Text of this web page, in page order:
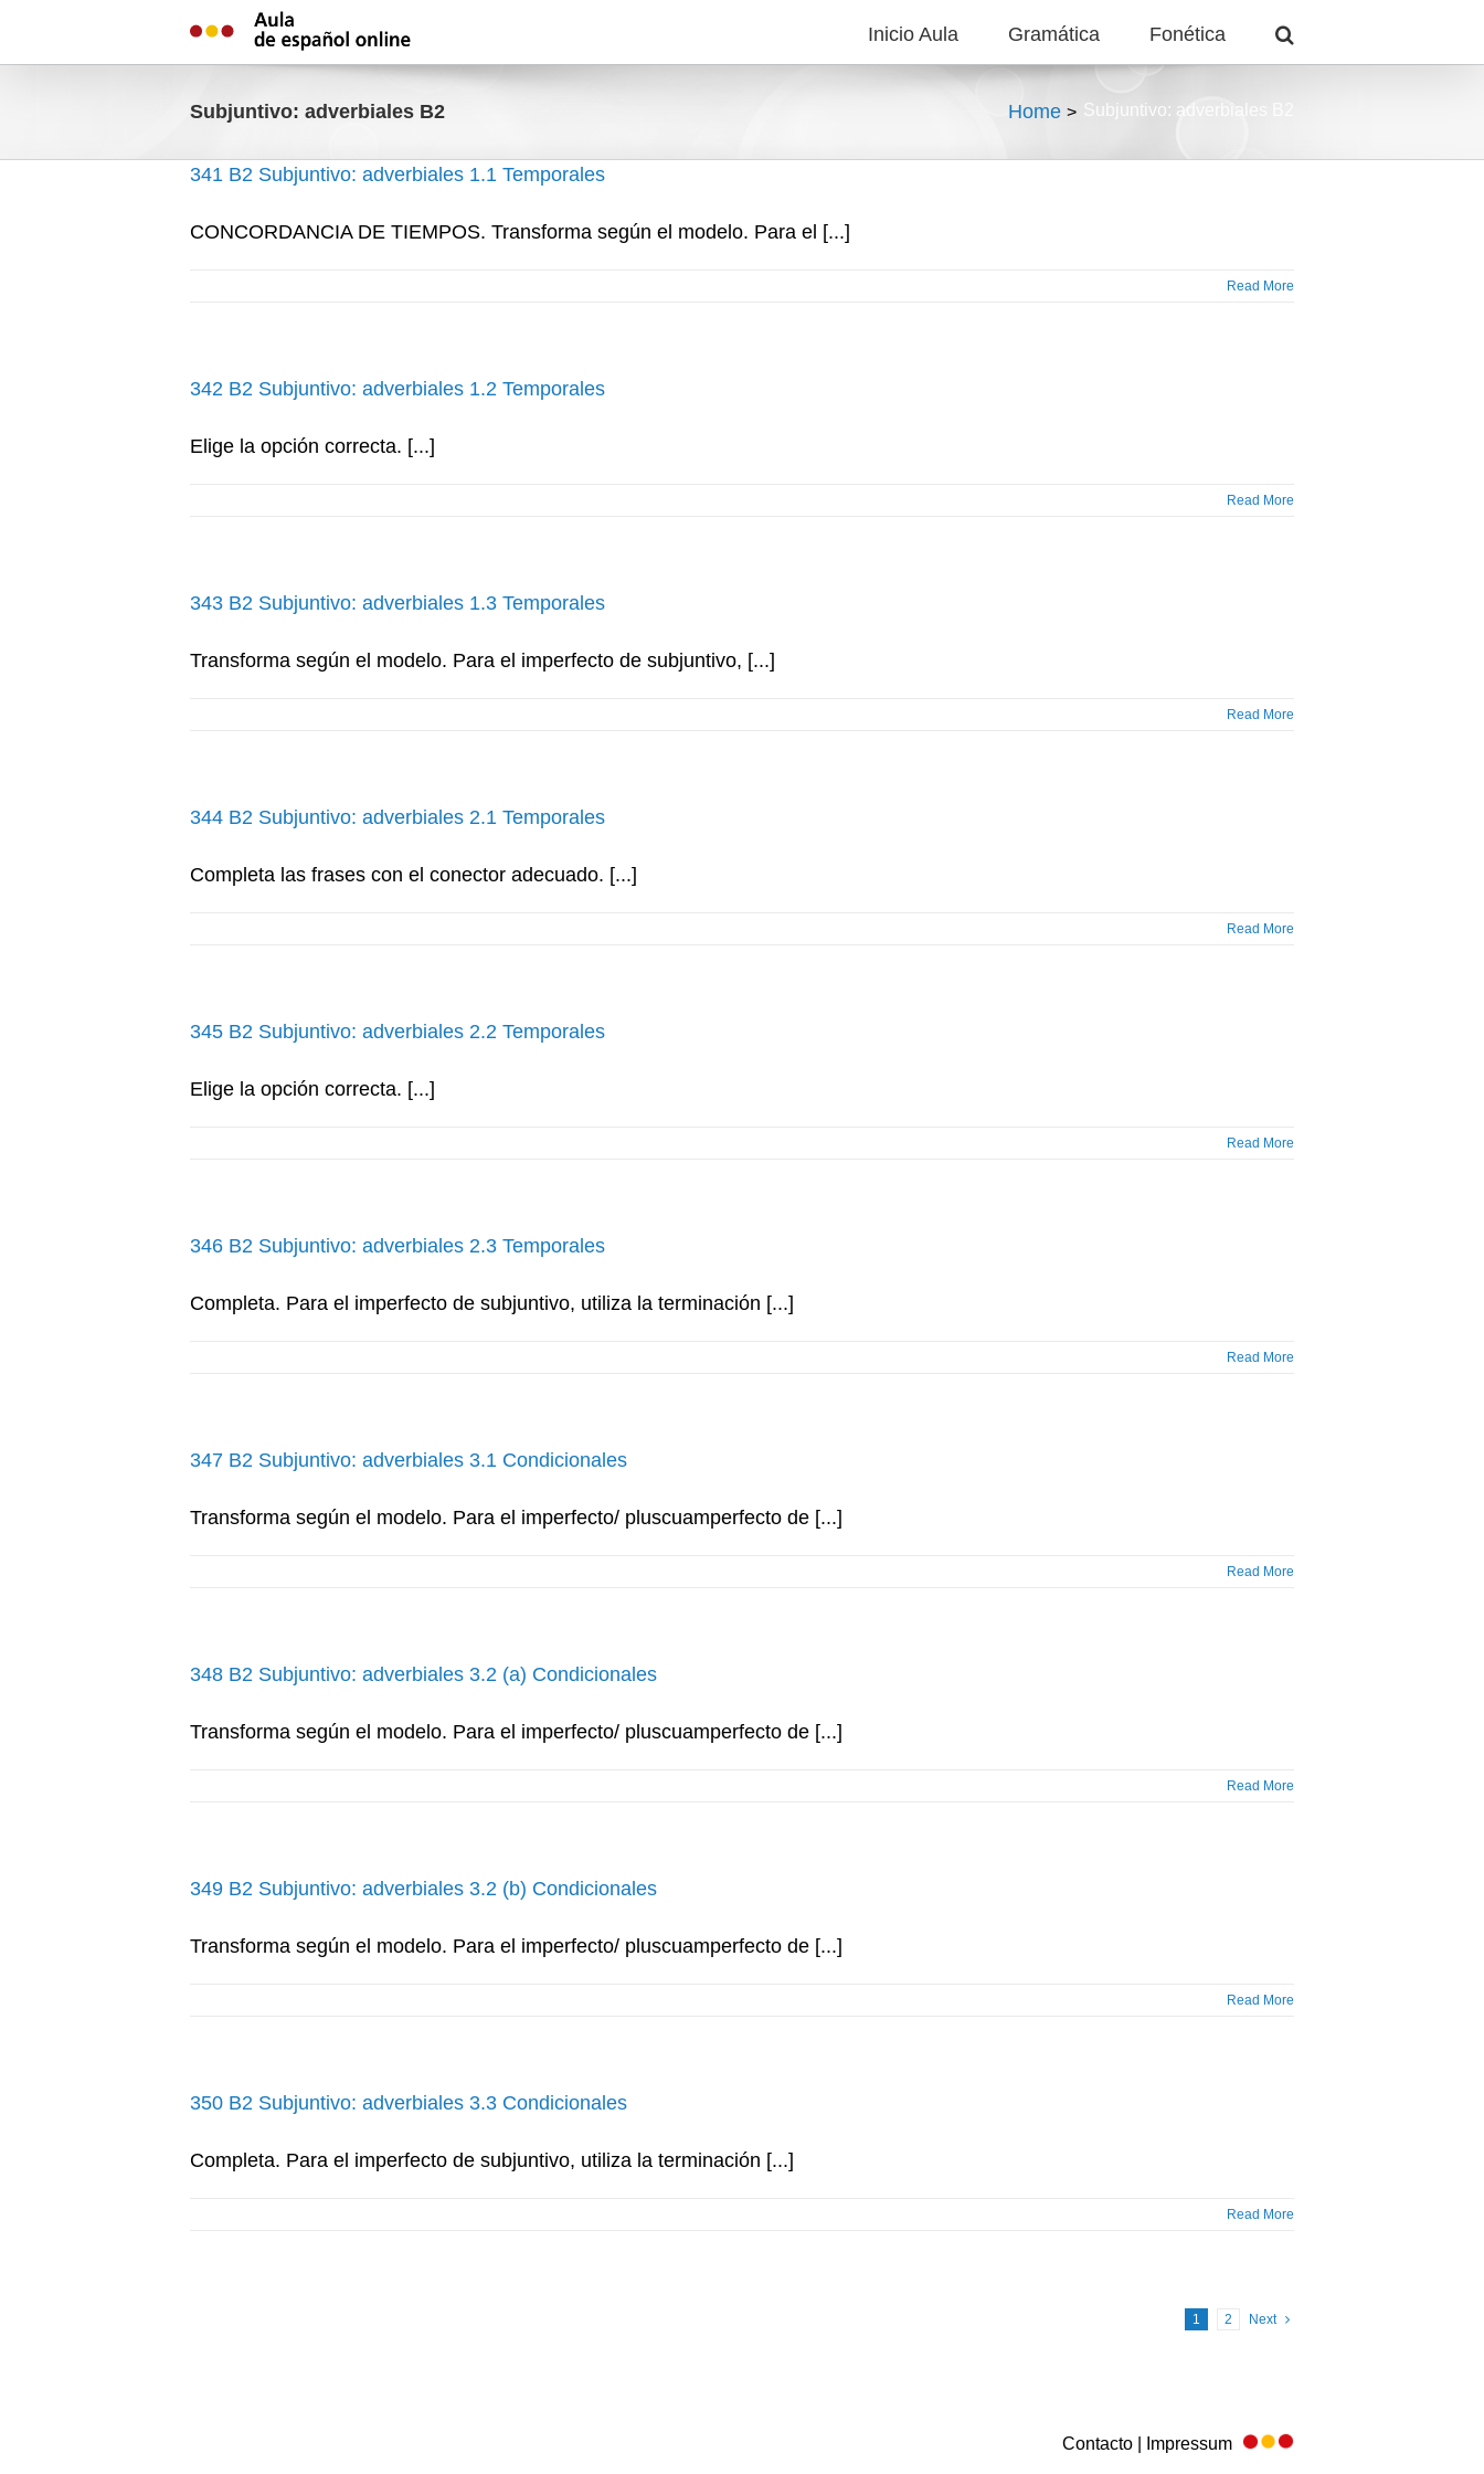
Inicio Aula Gramática Fonética
Subjuntivo: adverbiales B2 Home Subjuntivo: adverbiales B2
341 B2 Subjuntivo: adverbiales 1.1 Temporales
CONCORDANCIA DE TIEMPOS. Transforma según el modelo. Para el [...]
Read More
342 B2 Subjuntivo: adverbiales 1.2 Temporales
Elige la opción correcta. [...]
Read More
343 B2 Subjuntivo: adverbiales 1.3 Temporales
Transforma según el modelo. Para el imperfecto de subjuntivo, [...]
Read More
344 B2 Subjuntivo: adverbiales 2.1 Temporales
Completa las frases con el conector adecuado. [...]
Read More
345 B2 Subjuntivo: adverbiales 2.2 Temporales
Elige la opción correcta. [...]
Read More
346 B2 Subjuntivo: adverbiales 2.3 Temporales
Completa. Para el imperfecto de subjuntivo, utiliza la terminación [...]
Read More
347 B2 Subjuntivo: adverbiales 3.1 Condicionales
Transforma según el modelo. Para el imperfecto/ pluscuamperfecto de [...]
Read More
348 B2 Subjuntivo: adverbiales 3.2 (a) Condicionales
Transforma según el modelo. Para el imperfecto/ pluscuamperfecto de [...]
Read More
349 B2 Subjuntivo: adverbiales 3.2 (b) Condicionales
Transforma según el modelo. Para el imperfecto/ pluscuamperfecto de [...]
Read More
350 B2 Subjuntivo: adverbiales 3.3 Condicionales
Completa. Para el imperfecto de subjuntivo, utiliza la terminación [...]
Read More
1 2 Next
Contacto | Impressum